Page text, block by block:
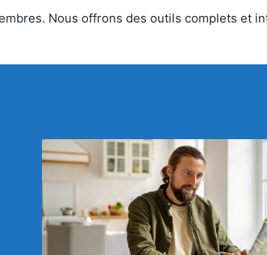
Nous offrons des outils complets et